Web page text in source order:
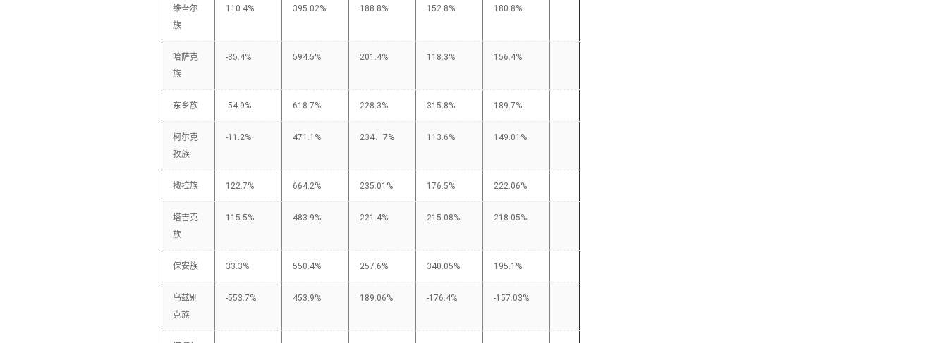
维吾尔
族
110.4% 395.02% 188.8% 152.8% 180.8%
哈萨克
族
-35.4% 594.5% 201.4% 118.3% 156.4%
东乡族 -54.9% 618.7% 228.3% 315.8% 189.7%
柯尔克
孜族
-11.2% 471.1% 234．7% 113.6% 149.01%
撒拉族 122.7% 664.2% 235.01% 176.5% 222.06%
塔吉克
族
115.5% 483.9% 221.4% 215.08% 218.05%
保安族 33.3% 550.4% 257.6% 340.05% 195.1%
乌兹别
克族
-553.7% 453.9% 189.06% -176.4% -157.03%